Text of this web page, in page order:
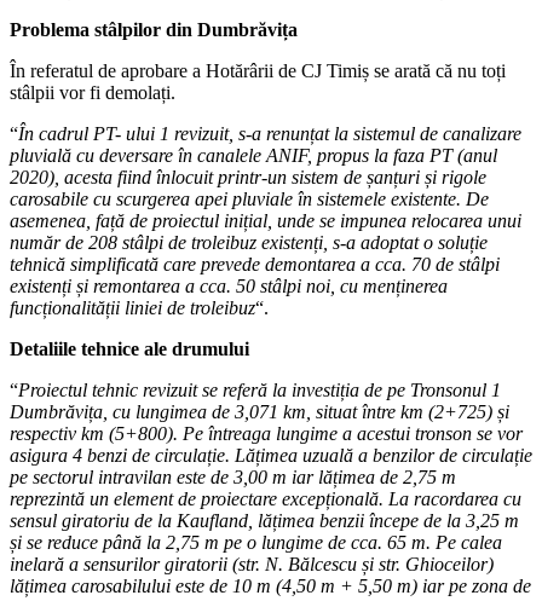
Problema stâlpilor din Dumbrăvița
În referatul de aprobare a Hotărârii de CJ Timiș se arată că nu toți
stâlpii vor fi demolați.
“În cadrul PT- ului 1 revizuit, s-a renunțat la sistemul de canalizare
pluvială cu deversare în canalele ANIF, propus la faza PT (anul
2020), acesta fiind înlocuit printr-un sistem de șanțuri și rigole
carosabile cu scurgerea apei pluviale în sistemele existente. De
asemenea, față de proiectul inițial, unde se impunea relocarea unui
număr de 208 stâlpi de troleibuz existenți, s-a adoptat o soluție
tehnică simplificată care prevede demontarea a cca. 70 de stâlpi
existenți și remontarea a cca. 50 stâlpi noi, cu menținerea
funcționalității liniei de troleibuz“.
Detaliile tehnice ale drumului
“Proiectul tehnic revizuit se referă la investiția de pe Tronsonul 1
Dumbrăvița, cu lungimea de 3,071 km, situat între km (2+725) și
respectiv km (5+800). Pe întreaga lungime a acestui tronson se vor
asigura 4 benzi de circulație. Lățimea uzuală a benzilor de circulație
pe sectorul intravilan este de 3,00 m iar lățimea de 2,75 m
reprezintă un element de proiectare excepțională. La racordarea cu
sensul giratoriu de la Kaufland, lățimea benzii începe de la 3,25 m
și se reduce până la 2,75 m pe o lungime de cca. 65 m. Pe calea
inelară a sensurilor giratorii (str. N. Bălcescu și str. Ghioceilor)
lățimea carosabilului este de 10 m (4,50 m + 5,50 m) iar pe zona de